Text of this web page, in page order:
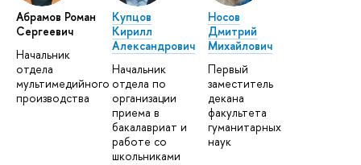
Абрамов Роман
Сергеевич
Начальник
отдела
мультимедийного
производства
Купцов
Кирилл
Александрович
Начальник
отдела по
организации
приема в
бакалавриат и
работе со
школьниками
Носов
Дмитрий
Михайлович
Первый
заместитель
декана
факультета
гуманитарных
наук